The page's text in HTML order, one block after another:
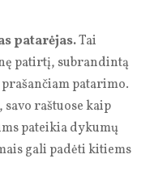
patarėjas.Tai
patirtį, subrandintą
patarimo.
savo raštuose kaip
pateikia dykumų
gali padėti kitiems